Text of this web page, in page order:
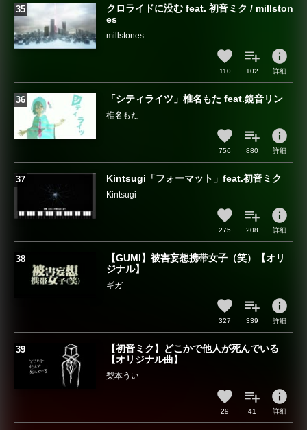
クロライドに没む feat. 初音ミク / millston
es
millstones
110 102
info
詳細
「シティライツ」椎名もた feat.鏡音リン
椎名もた
756 880
info
詳細
Kintsugi「フォーマット」feat.初音ミク
Kintsugi
275 208
info
詳細
【GUMI】被害妄想携帯女子（笑）【オリ
ジナル】
ギガ
327 339
info
詳細
【初音ミク】どこかで他人が死んでいる
【オリジナル曲】
梨本うい
29 41
info
詳細